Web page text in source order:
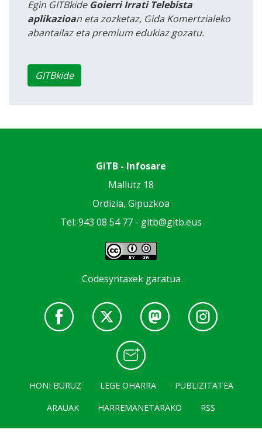
Egin GITBkide Goierri Irrati Telebista
aplikazioan eta zozketaz, Gida Komertzialeko
abantailaz eta premium edukiaz gozatu.
GITBkide
GiTB - Infosare
Mallutz 18
Ordizia, Gipuzkoa
Tel: 943 08 54 77 - gitb@gitb.eus
Codesyntaxek garatua
HONI BURUZ LEGE OHARRA
PUBLIZITATEA
ARAUAK
HARREMANETARAKO RSS